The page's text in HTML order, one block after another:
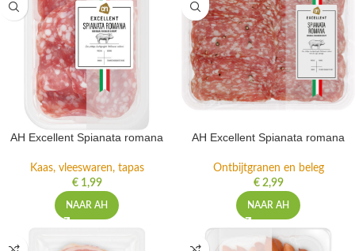
AH Excellent Spianata romana
Kaas, vleeswaren, tapas
€1,99
NAAR AH
AH Excellent Spianata romana
Ontbijtgranen en beleg
€2,99
NAAR AH